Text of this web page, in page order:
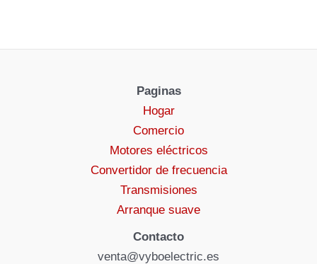
Paginas
Hogar
Comercio
Motores eléctricos
Convertidor de frecuencia
Transmisiones
Arranque suave
Contacto
venta@vyboelectric.es